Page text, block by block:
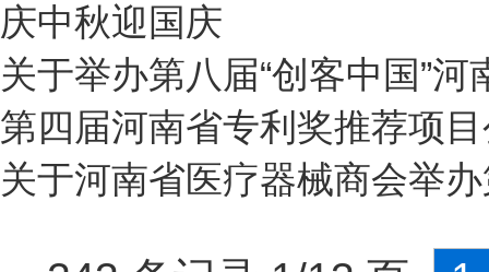
庆中秋迎国庆
关于举办第八届“创客中国”
第四届河南省专利奖推荐项
关于河南省医疗器械商会举